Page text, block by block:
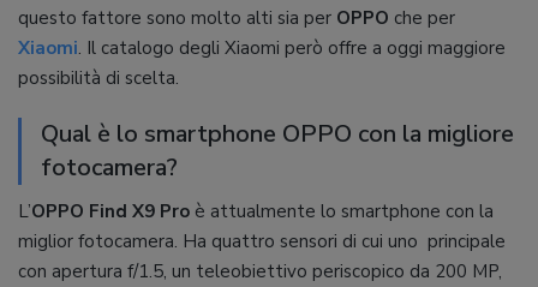
questo fattore sono molto alti sia per OPPO che per
Xiaomi. Il catalogo degli Xiaomi però offre a oggi maggiore
possibilità di scelta.
Qual è lo smartphone OPPO con la migliore
fotocamera?
L’OPPO Find X9 Pro è attualmente lo smartphone con la
miglior fotocamera. Ha quattro sensori di cui uno principale
con apertura f/1.5, un teleobiettivo periscopico da 200 MP,